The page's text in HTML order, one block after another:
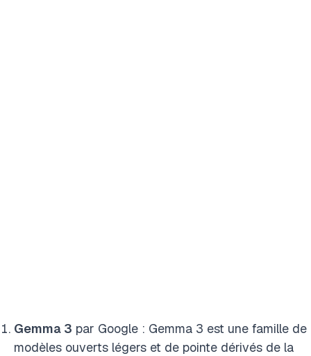
Gemma 3 par Google : Gemma 3 est une famille de
modèles ouverts légers et de pointe dérivés de la